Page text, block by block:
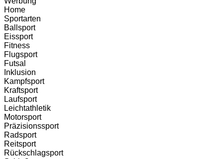
Menü
Home
Sportarten
Ballsport
Eissport
Fitness
Flugsport
Futsal
Inklusion
Kampfsport
Kraftsport
Laufsport
Leichtathletik
Motorsport
Präzisionssport
Radsport
Reitsport
Rückschlagsport